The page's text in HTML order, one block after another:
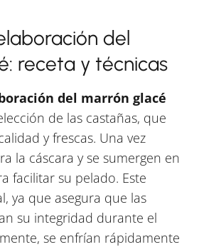
del
receta y técnicas
del marrón glacé
de las castañas, que
y frescas. Una vez
la cáscara y se sumergen en
facilitar su pelado. Este
ya que asegura que las
su integridad durante el
se enfrían rápidamente